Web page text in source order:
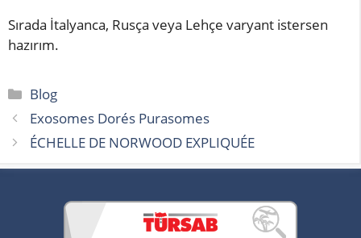
Sırada İtalyanca, Rusça veya Lehçe varyant istersen
hazırım.
Catégories
Blog
Exosomes Dorés Purasomes
ÉCHELLE DE NORWOOD EXPLIQUÉE